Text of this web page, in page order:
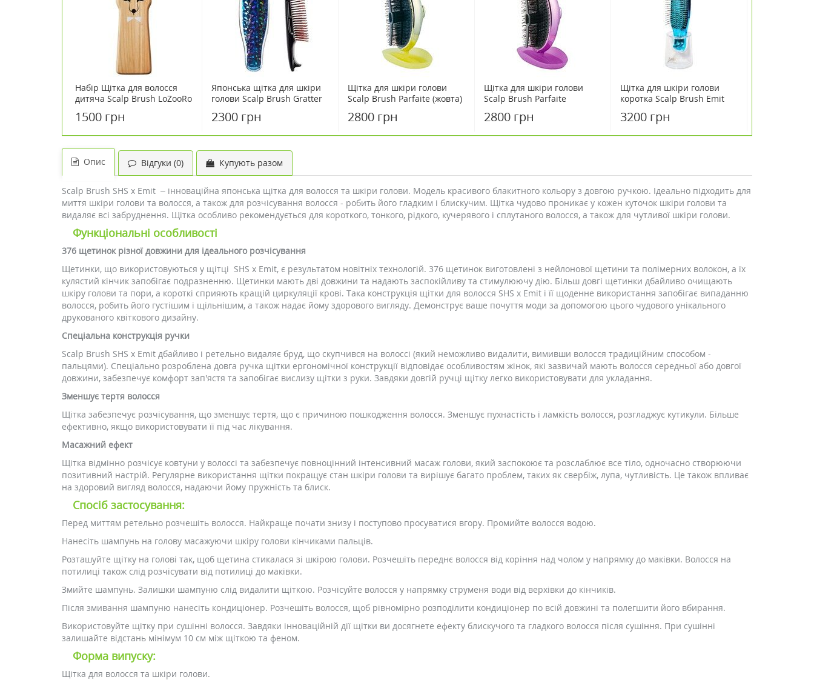
Набір Щітка для волосся
дитяча Scalp Brush LoZooRo
1500 грн
Японська щітка для шкіри
голови Scalp Brush Gratter
2300 грн
Щітка для шкіри голови
Scalp Brush Parfaite (жовта)
2800 грн
Щітка для шкіри голови
Scalp Brush Parfaite
2800 грн
Щітка для шкіри голови
коротка Scalp Brush Emit
3200 грн
Опис Відгуки (0) Купують разом
Scalp Brush SHS x Emit – інноваційна японська щітка для волосся та шкіри голови. Модель красивого блакитного кольору з довгою ручкою. Ідеально підходить для
миття шкіри голови та волосся, а також для розчісування волосся - робить його гладким і блискучим. Щітка чудово проникає у кожен куточок шкіри голови та
видаляє всі забруднення. Щітка особливо рекомендується для короткого, тонкого, рідкого, кучерявого і сплутаного волосся, а також для чутливої ​​шкіри голови.
Функціональні особливості
376 щетинок різної довжини для ідеального розчісування
Щетинки, що використовуються у щітці SHS x Emit, є результатом новітніх технологій. 376 щетинок виготовлені з нейлонової щетини та полімерних волокон, а їх
кулястий кінчик запобігає подразненню. Щетинки мають дві довжини та надають заспокійливу та стимулюючу дію. Більш довгі щетинки дбайливо очищають
шкіру голови та пори, а короткі сприяють кращій циркуляції крові. Така конструкція щітки для волосся SHS x Emit і її щоденне використання запобігає випаданню
волосся, робить його густішим і щільнішим, а також надає йому здорового вигляду. Демонструє ваше почуття моди за допомогою цього чудового унікального
друкованого квіткового дизайну.
Спеціальна конструкція ручки
Scalp Brush SHS x Emit дбайливо і ретельно видаляє бруд, що скупчився на волоссі (який неможливо видалити, вимивши волосся традиційним способом -
пальцями). Спеціально розроблена довга ручка щітки ергономічної конструкції відповідає особливостям жінок, які зазвичай мають волосся середньої або довгої
довжини, забезпечує комфорт зап'ястя та запобігає вислизу щітки з руки. Завдяки довгій ручці щітку легко використовувати для укладання.
Зменшує тертя волосся
Щітка забезпечує розчісування, що зменшує тертя, що є причиною пошкодження волосся. Зменшує пухнастість і ламкість волосся, розгладжує кутикули. Більше
ефективно, якщо використовувати її під час лікування.
Масажний ефект
Щітка відмінно розчісує ковтуни у волоссі та забезпечує повноцінний інтенсивний масаж голови, який заспокоює та розслаблює все тіло, одночасно створюючи
позитивний настрій. Регулярне використання щітки покращує стан шкіри голови та вирішує багато проблем, таких як свербіж, лупа, чутливість. Це також впливає
на здоровий вигляд волосся, надаючи йому пружність та блиск.
Спосіб застосування:
Перед миттям ретельно розчешіть волосся. Найкраще почати знизу і поступово просуватися вгору. Промийте волосся водою.
Нанесіть шампунь на голову масажуючи шкіру голови кінчиками пальців.
Розташуйте щітку на голові так, щоб щетина стикалася зі шкірою голови. Розчешіть переднє волосся від коріння над чолом у напрямку до маківки. Волосся на
потилиці також слід розчісувати від потилиці до маківки.
Змийте шампунь. Залишки шампуню слід видалити щіткою. Розчісуйте волосся у напрямку струменя води від верхівки до кінчиків.
Після змивання шампуню нанесіть кондиціонер. Розчешіть волосся, щоб рівномірно розподілити кондиціонер по всій довжині та полегшити його вбирання.
Використовуйте щітку при сушінні волосся. Завдяки інноваційній дії щітки ви досягнете ефекту блискучого та гладкого волосся після сушіння. При сушінні
залишайте відстань мінімум 10 см між щіткою та феном.
Форма випуску:
Щітка для волосся та шкіри голови.